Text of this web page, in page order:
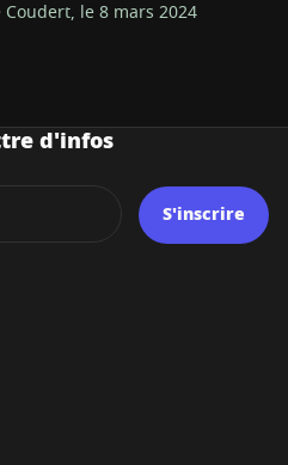
Coudert, le 8 mars 2024
d'infos
S'inscrire